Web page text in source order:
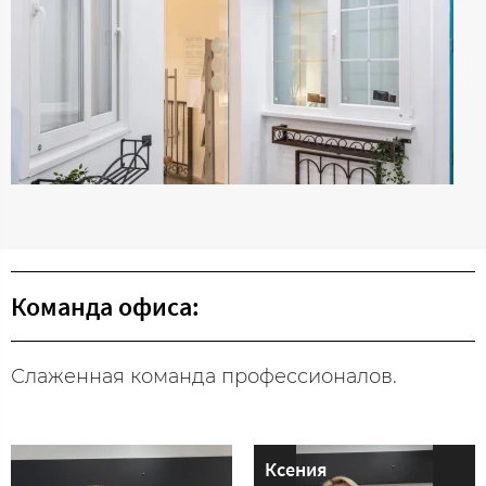
Команда офиса:
Слаженная команда профессионалов.
Ксения